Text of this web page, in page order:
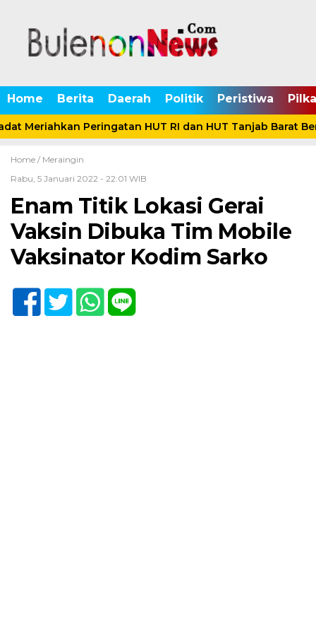
Home Berita Daerah Politik Peristiwa
Meriahkan Peringatan HUT RI dan HUT Tanjab Barat
Home / Meraingin
Rabu, 5 Januari 2022 - 22:01 WIB
Enam Titik Lokasi Gerai
Vaksin Dibuka Tim Mobile
Vaksinator Kodim Sarko